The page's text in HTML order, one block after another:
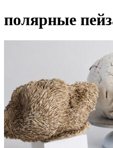
полярные